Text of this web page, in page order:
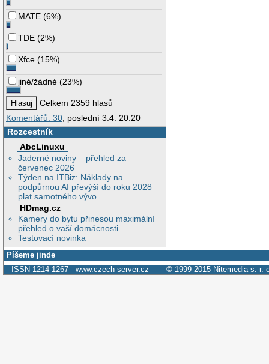
MATE (6%)
TDE (2%)
Xfce (15%)
jiné/žádné (23%)
Celkem 2359 hlasů
Komentářů: 30, poslední 3.4. 20:20
Rozcestník
AbcLinuxu
Jaderné noviny – přehled za
červenec 2026
Týden na ITBiz: Náklady na
podpůrnou AI převýší do roku 2028
plat samotného vývo
HDmag.cz
Kamery do bytu přinesou maximální
přehled o vaší domácnosti
Testovací novinka
Píšeme jinde
ISSN 1214-1267 www.czech-server.cz © 1999-2015 Nitemedia s. r.